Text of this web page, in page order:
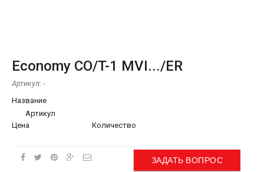
Economy CO/T-1 MVI.../ER
Артикул: -
Название
Артикул
Цена
Количество
ЗАДАТЬ ВОПРОС